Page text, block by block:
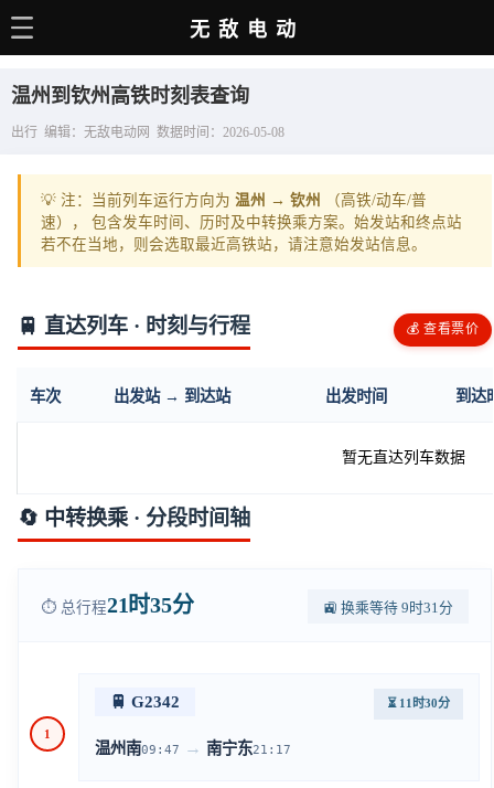
电动百科
电车手册
选车推荐
用车百科
销量榜
无敌电动
温州到钦州高铁时刻表查询
出行 编辑：无敌电动网 数据时间：2026-05-08
💡 注：当前列车运行方向为 温州 → 钦州
（高铁/动车/普
速）， 包含发车时间、历时及中转换乘方案。始发站和终点站
若不在当地，则会选取最近高铁站，请注意始发站信息。
🚆 直达列车 · 时刻与行程 💰 查看票价
车次 出发站 → 到达站 出发时间 到达
暂无直达列车数据
🔄 中转换乘 · 分段时间轴
⏱️ 总行程21时35分 🚉 换乘等待 9时31分
1
🚆 G2342 ⏳ 11时30分
温州南09:47 → 南宁东21:17